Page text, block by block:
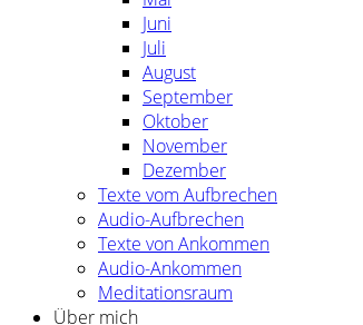
Juni
Juli
August
September
Oktober
November
Dezember
Texte vom Aufbrechen
Audio-Aufbrechen
Texte von Ankommen
Audio-Ankommen
Meditationsraum
Über mich